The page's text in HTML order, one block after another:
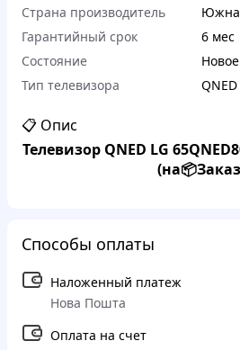
Страна производитель
Гарантийный срок
6 мес
Состояние
Новое
Тип телевизора
QNED
📋 Опис
Телевизор QNED LG
Способы оплаты
Наложенный платеж
Нова Пошта
Оплата на счет